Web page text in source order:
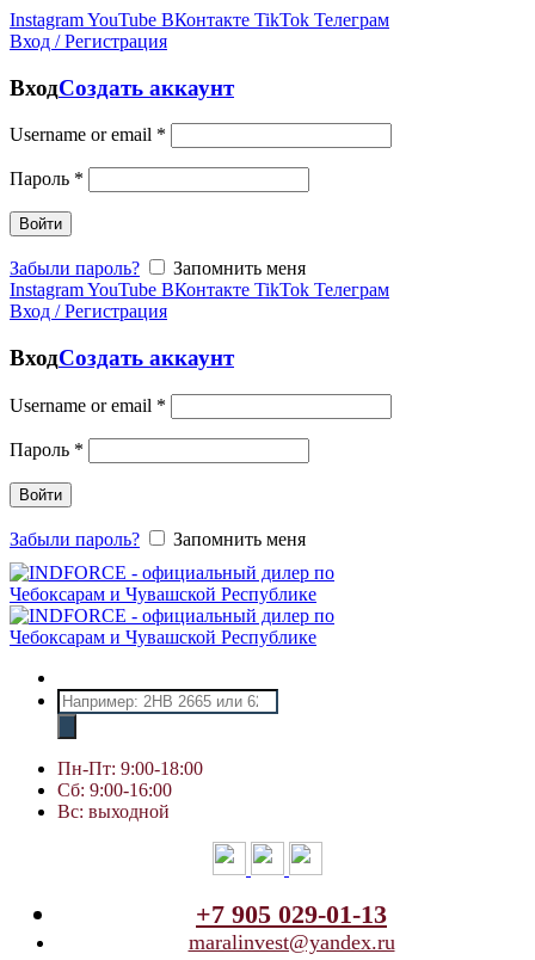
InstagramYouTube ВКонтакте TikTok Телеграм
Вход / Регистрация
ВходСоздать аккаунт
Username or email *
Пароль *
Войти
Забыли пароль?
Запомнить меня
InstagramYouTube ВКонтакте TikTok Телеграм
Вход / Регистрация
ВходСоздать аккаунт
Username or email *
Пароль *
Войти
Забыли пароль? Запомнить меня
Поиск
товаров
Пн-Пт: 9:00-18:00
Сб: 9:00-16:00
Вс: выходной
+7 905 029-01-13
maralinvest@yandex.ru